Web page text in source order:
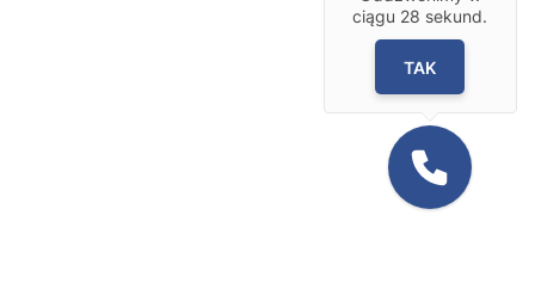
ciągu 28 sekund.
TAK